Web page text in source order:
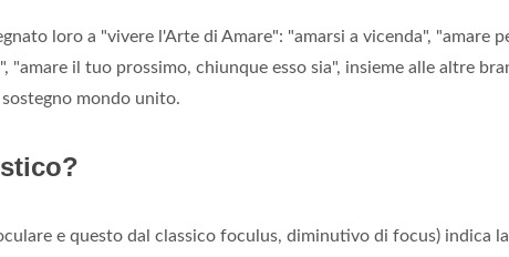
loro a "vivere l'Arte di Amare": "amarsi a vicenda", "amare
"amare il tuo prossimo, chiunque esso sia", insieme alle altre
mondo unito.
e questo dal classico foculus, diminutivo di focus) indica la